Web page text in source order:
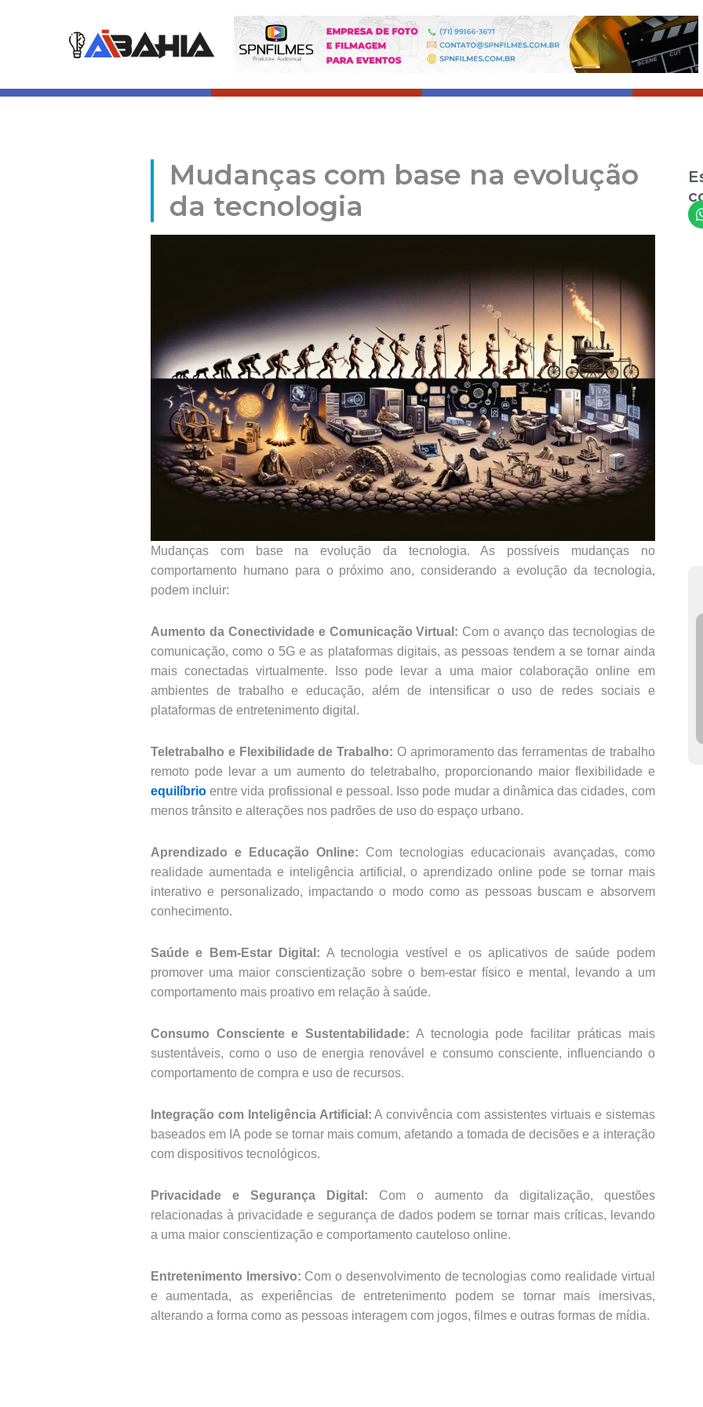
Mudanças com base na evolução
da tecnologia
Mudanças com base na evolução da tecnologia. As possíveis mudanças no
comportamento humano para o próximo ano, considerando a evolução da tecnologia,
podem incluir:
Aumento da Conectividade e Comunicação Virtual: Com o avanço das tecnologias de
comunicação, como o 5G e as plataformas digitais, as pessoas tendem a se tornar ainda
mais conectadas virtualmente. Isso pode levar a uma maior colaboração online em
ambientes de trabalho e educação, além de intensificar o uso de redes sociais e
plataformas de entretenimento digital.
Teletrabalho e Flexibilidade de Trabalho: O aprimoramento das ferramentas de trabalho
remoto pode levar a um aumento do teletrabalho, proporcionando maior flexibilidade e
equilíbrio entre vida profissional e pessoal. Isso pode mudar a dinâmica das cidades, com
menos trânsito e alterações nos padrões de uso do espaço urbano.
Aprendizado e Educação Online: Com tecnologias educacionais avançadas, como
realidade aumentada e inteligência artificial, o aprendizado online pode se tornar mais
interativo e personalizado, impactando o modo como as pessoas buscam e absorvem
conhecimento.
Saúde e Bem-Estar Digital: A tecnologia vestível e os aplicativos de saúde podem
promover uma maior conscientização sobre o bem-estar físico e mental, levando a um
comportamento mais proativo em relação à saúde.
Consumo Consciente e Sustentabilidade: A tecnologia pode facilitar práticas mais
sustentáveis, como o uso de energia renovável e consumo consciente, influenciando o
comportamento de compra e uso de recursos.
Integração com Inteligência Artificial: A convivência com assistentes virtuais e sistemas
baseados em IA pode se tornar mais comum, afetando a tomada de decisões e a interação
com dispositivos tecnológicos.
Privacidade e Segurança Digital: Com o aumento da digitalização, questões
relacionadas à privacidade e segurança de dados podem se tornar mais críticas, levando
a uma maior conscientização e comportamento cauteloso online.
Entretenimento Imersivo: Com o desenvolvimento de tecnologias como realidade virtual
e aumentada, as experiências de entretenimento podem se tornar mais imersivas,
alterando a forma como as pessoas interagem com jogos, filmes e outras formas de mídia.